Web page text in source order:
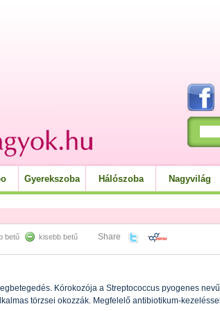
Gyerekszoba Hálószoba Nagyvilág
Share
betű kisebb betű
Kórokozója a Streptococcus pyogenes nevű
törzsei okozzák. Megfelelő antibiotikum-kezeléssel